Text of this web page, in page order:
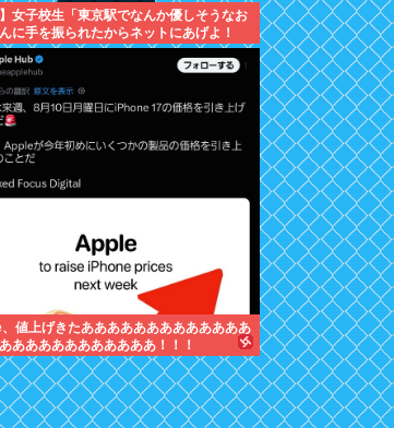
】女子校生「東京駅でなんか優しそうなお
に手を振られたからネットにあげよ！
値上げきたあああああああああああああ
あああああああああああ！！！